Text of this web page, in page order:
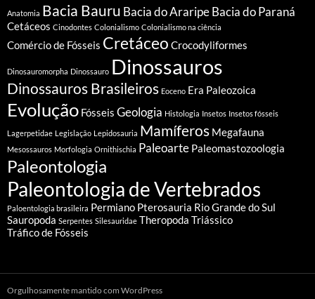
Anatomia Bacia Bauru Bacia do AraripeBacia do Paraná
Cetáceos Cinodontes Colonialismo Colonialismo na ciência
Comércio de Fósseis Cretáceo Crocodyliformes
Dinosauromorpha Dinossauro Dinossauros
Dinossauros Brasileiros Eoceno Era Paleozoica
Evolução Fósseis Geologia Histologia Insetos Insetos fósseis
Lagerpetidae Legislação Lepidosauria Mamíferos Megafauna
Mesossauros Morfologia Ornithischia Paleoarte Paleomastozoologia
Paleontologia
Paleontologia de Vertebrados
Paloentologia brasileira Permiano Pterosauria Rio Grande do Sul
Sauropoda Serpentes Silesauridae Theropoda Triássico
Tráfico de Fósseis
Orgulhosamente mantido com WordPress